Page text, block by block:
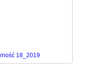
18_2019